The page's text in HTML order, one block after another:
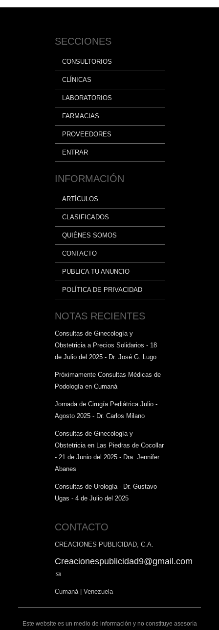
SECCIONES
CONSULTORIOS
CLÍNICAS
LABORATORIOS
FARMACIAS
PROVEEDORES
ENTRAR
INFORMACIÓN
ARTÍCULOS
CLASIFICADOS
QUIÉNES SOMOS
CONTACTO
PUBLICA TU ANUNCIO
POLÍTICA DE PRIVACIDAD
NOTAS RECIENTES
Consultas de Ginecología y
Obstetricia a Precios Solidarios - 18
de Julio del 2025 - Dr. José G. Lugo
Próximamente Consultas Médicas de
Podología en Cumaná
Jornada de Cirugía Pediátrica Julio -
Agosto 2025 - Dr. Carlos Milano
Consultas de Ginecología y
Obstetricia en Las Piedras de Cocollar
- 21 de Junio del 2025 - Dra. Jennifer
Abanes
Consultas de Urología - Dr. Gustavo
Ugas - 4 de Julio del 2025
CONTACTO
CREACIONES PUBLICIDAD, C.A.
Creacionespublicidad9@gmail.com
(link
mail)
Cumaná | Venezuela
Este website es un medio de información y no constituye asesoría